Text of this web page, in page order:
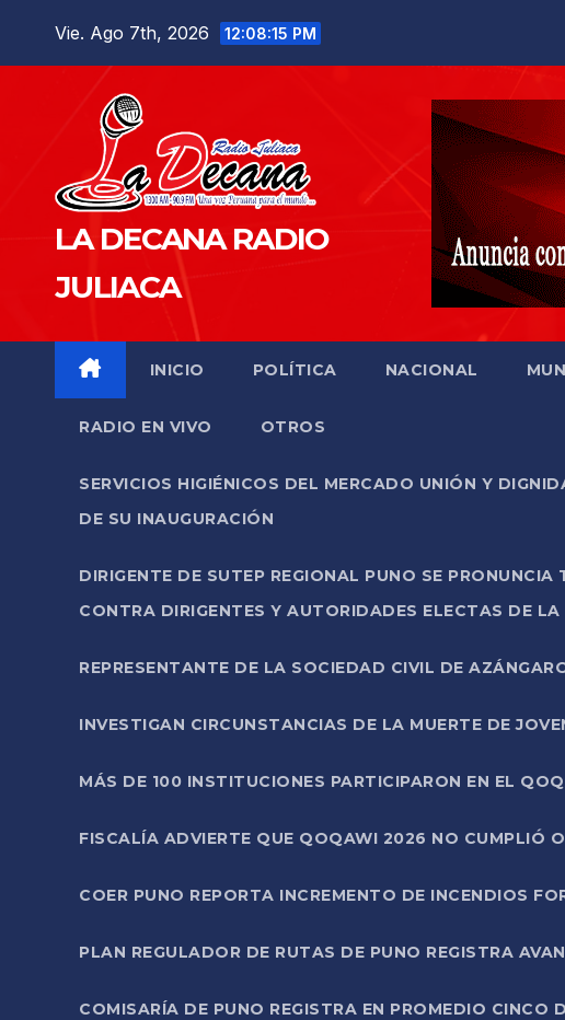
Vie. Ago 7th, 2026 12:08:17 PM
LA DECANA RADIO
JULIACA
INICIO POLÍTICA NACIONAL
RADIO EN VIVO OTROS
SERVICIOS HIGIÉNICOS DEL MERCADO UNIÓN Y
DE SU INAUGURACIÓN
DIRIGENTE DE SUTEP REGIONAL PUNO SE
CONTRA DIRIGENTES Y AUTORIDADES ELECTAS DE LA
REPRESENTANTE DE LA SOCIEDAD CIVIL DE
INVESTIGAN CIRCUNSTANCIAS DE LA MUERTE DE
MÁS DE 100 INSTITUCIONES PARTICIPARON EN EL
FISCALÍA ADVIERTE QUE QOQAWI 2026 NO CUMPLIÓ
COER PUNO REPORTA INCREMENTO DE INCENDIOS
PLAN REGULADOR DE RUTAS DE PUNO REGISTRA
COMISARÍA DE PUNO REGISTRA EN PROMEDIO CINCO